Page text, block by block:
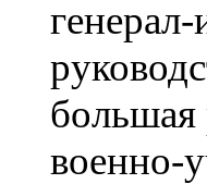
большая
военно-